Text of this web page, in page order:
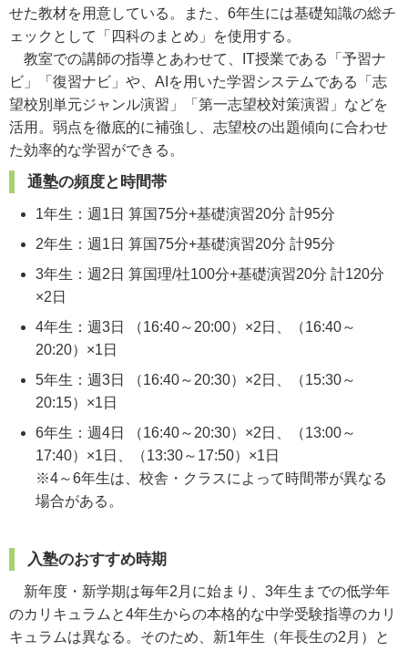
せた教材を用意している。また、6年生には基礎知識の総チ
ェックとして「四科のまとめ」を使用する。
教室での講師の指導とあわせて、IT授業である「予習ナ
ビ」「復習ナビ」や、AIを用いた学習システムである「志
望校別単元ジャンル演習」「第一志望校対策演習」などを
活用。弱点を徹底的に補強し、志望校の出題傾向に合わせ
た効率的な学習ができる。
通塾の頻度と時間帯
1年生：週1日 算国75分+基礎演習20分 計95分
2年生：週1日 算国75分+基礎演習20分 計95分
3年生：週2日 算国理/社100分+基礎演習20分 計120分
×2日
4年生：週3日 （16:40～20:00）×2日、（16:40～
20:20）×1日
5年生：週3日 （16:40～20:30）×2日、（15:30～
20:15）×1日
6年生：週4日 （16:40～20:30）×2日、（13:00～
17:40）×1日、（13:30～17:50）×1日
※4～6年生は、校舎・クラスによって時間帯が異なる
場合がある。
入塾のおすすめ時期
新年度・新学期は毎年2月に始まり、3年生までの低学年
のカリキュラムと4年生からの本格的な中学受験指導のカリ
キュラムは異なる。そのため、新1年生（年長生の2月）と